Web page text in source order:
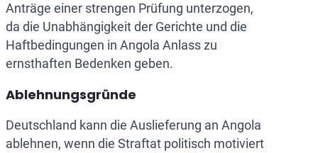
Anträge einer strengen Prüfung unterzogen,
da die Unabhängigkeit der Gerichte und die
Haftbedingungen in Angola Anlass zu
ernsthaften Bedenken geben.
Ablehnungsgründe
Deutschland kann die Auslieferung an Angola
ablehnen, wenn die Straftat politisch motiviert